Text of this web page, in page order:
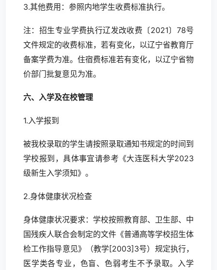
3.其他费用：参照内地学生收费标准执行。
注：招生专业学费执行辽发改收费〔2021〕78号
文件规定的收费标准，若有变化，以辽宁省教育厅
备案学费为准。住宿费标准若有变化，以辽宁省物
价部门批复意见为准。
六、入学及在校管理
1.入学报到
被我校录取的学生请按照录取通知书规定的时间到
学校报到，具体事宜请参考《大连医科大学2023
级新生入学须知》。
2.身体健康状况检查
身体健康状况要求：学校按照教育部、卫生部、中
国残疾人联合会制定的文件《普通高等学校招生体
检工作指导意见》（教学[2003]3号）规定执行，
医学类各专业，色盲、色弱考生不予录取。入学